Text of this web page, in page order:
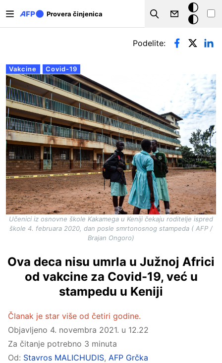
Provera činjenica
Search
Tamna
pozadina
Примарни табови
Vakcine Covid-19
Podelite:
Učenici iz osnovne škole Kakamega u Keniji čekaju roditelje ispred
škole 4. februara 2020, dan posle smrtonosnog stampeda ( AFP /
Brajan Ongoro)
Ova deca nisu umrla u Južnoj Africi
od vakcine za Covid-19, već u
stampedu u Keniji
Članak je star više od četiri godine.
Objavljeno 4. novembra 2021. u 12.22
Za čitanje potrebno 3 minuta
Od: Stavros MALICHUDIS, AFP Grčka